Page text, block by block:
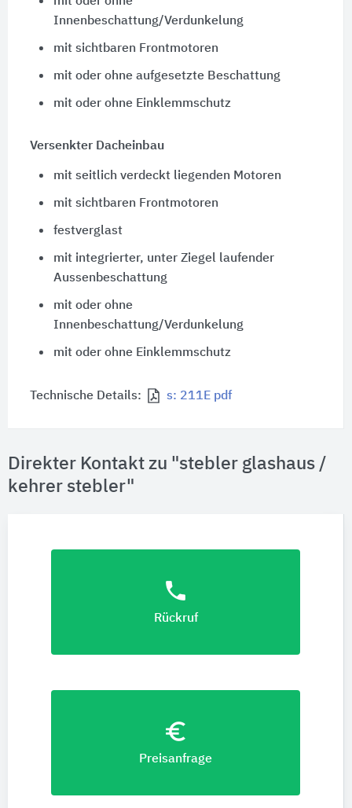
Innenbeschattung/Verdunkelung
mit sichtbaren Frontmotoren
mit oder ohne aufgesetzte Beschattung
mit oder ohne Einklemmschutz
Versenkter Dacheinbau
mit seitlich verdeckt liegenden Motoren
mit sichtbaren Frontmotoren
festverglast
mit integrierter, unter Ziegel laufender
Aussenbeschattung
mit oder ohne
Innenbeschattung/Verdunkelung
mit oder ohne Einklemmschutz
Technische Details: s: 211E pdf
Direkter Kontakt zu "stebler glashaus /
kehrer stebler"
phone
Rückruf
euro_symbol
Preisanfrage